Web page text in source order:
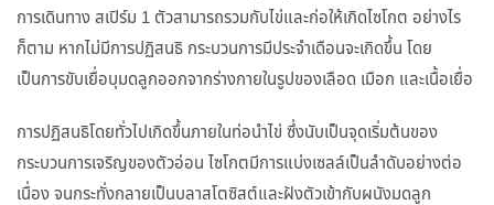
การเดินทาง สเปิร์ม 1 ตัวสามารถรวมกับไข่และก่อให้เกิดไซโกต อย่างไร
ก็ตาม หากไม่มีการปฏิสนธิ กระบวนการมีประจำเดือนจะเกิดขึ้น โดย
เป็นการขับเยื่อบุมดลูกออกจากร่างกายในรูปของเลือด เมือก และเนื้อเยื่อ
การปฏิสนธิโดยทั่วไปเกิดขึ้นภายในท่อนำไข่ ซึ่งนับเป็นจุดเริ่มต้นของ
กระบวนการเจริญของตัวอ่อน ไซโกตมีการแบ่งเซลล์เป็นลำดับอย่างต่อ
เนื่อง จนกระทั่งกลายเป็นบลาสโตซิสต์และฝังตัวเข้ากับผนังมดลูก